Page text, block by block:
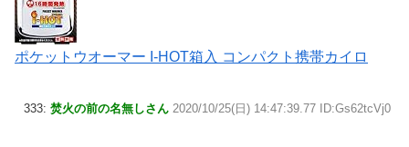
ポケットウオーマー I-HOT箱入 コンパクト携帯カイロ
333: 焚火の前の名無しさん 2020/10/25(日) 14:47:39.77 ID:Gs62tcVj0